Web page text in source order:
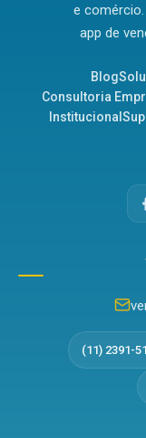
e comércio.
app de
Blog
Consultoria
Institucional
(11) 2391-